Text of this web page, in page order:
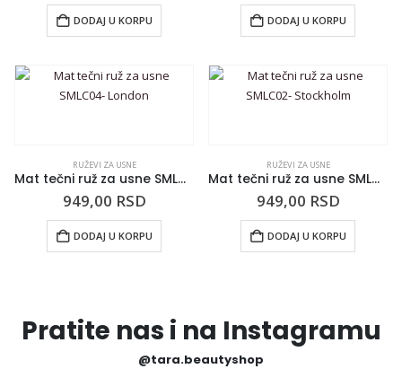
DODAJ U KORPU DODAJ U KORPU
RUŽEVI ZA USNE
Mat tečni ruž za usne SMLC04- London
949,00 RSD
DODAJ U KORPU
RUŽEVI ZA USNE
Mat tečni ruž za usne SMLC02- Stockholm
949,00 RSD
DODAJ U KORPU
Pratite nas i na Instagramu
@tara.beautyshop